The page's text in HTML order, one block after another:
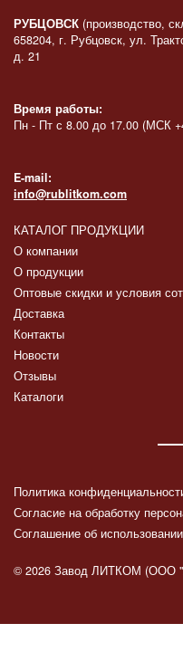
РУБЦОВСК (производство,
658204, г. Рубцовск, ул.
д. 21
Время работы:
Пн - Пт с 8.00 до 17.00 (МСК
E-mail:
info@rublitkom.com
КАТАЛОГ ПРОДУКЦИИ
О компании
О продукции
Оптовые скидки и условия
Доставка
Контакты
Новости
Отзывы
Каталоги
Политика
Согласие на обработку
Соглашение об
© 2026 Завод ЛИТКОМ (ООО